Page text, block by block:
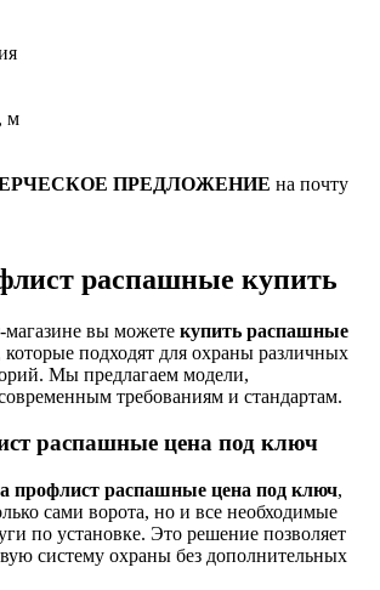
м
ПРЕДЛОЖЕНИЕ на почту
распашные купить
вы можете купить распашные
которые подходят для охраны различных
Мы предлагаем модели,
требованиям и стандартам.
распашные цена под ключ
профлист распашные цена под ключ,
сами ворота, но и все необходимые
по установке. Это решение позволяет
систему охраны без дополнительных